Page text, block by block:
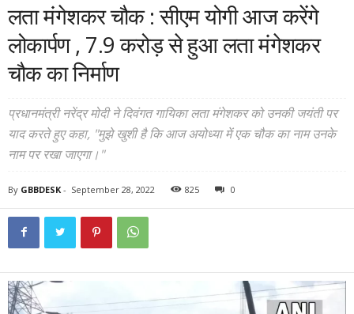
लता मंगेशकर चौक : सीएम योगी आज करेंगे
लोकार्पण , 7.9 करोड़ से हुआ लता मंगेशकर
चौक का निर्माण
प्रधानमंत्री नरेंद्र मोदी ने दिवंगत गायिका लता मंगेशकर को उनकी जयंती पर
याद करते हुए कहा, "मुझे खुशी है कि आज अयोध्या में एक चौक का नाम उनके
नाम पर रखा जाएगा।"
By GBBDESK - September 28, 2022 825 0